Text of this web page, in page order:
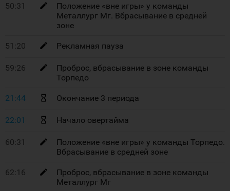
50:31
Положение «вне игры» у команды
Металлург Мг. Вбрасывание в средней
зоне
51:20 Рекламная пауза
59:26
Проброс, вбрасывание в зоне команды
Торпедо
21:44 Окончание 3 периода
22:01 Начало овертайма
60:31
Положение «вне игры» у команды Торпедо.
Вбрасывание в средней зоне
62:16
Проброс, вбрасывание в зоне команды
Металлург Мг